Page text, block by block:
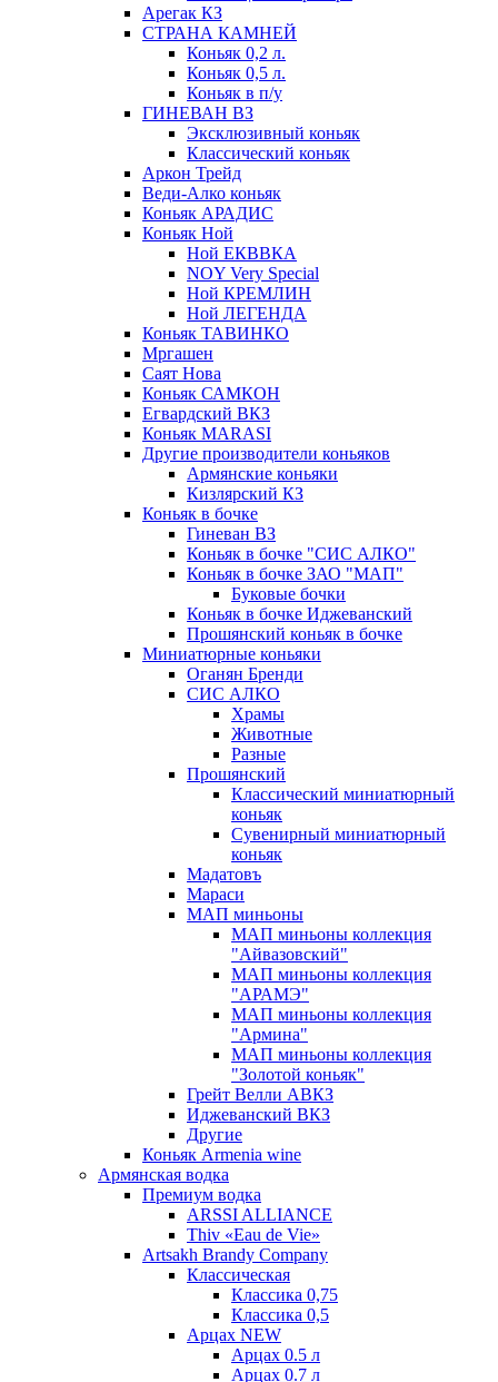
Арегак КЗ
СТРАНА КАМНЕЙ
Коньяк 0,2 л.
Коньяк 0,5 л.
Коньяк в п/у
ГИНЕВАН ВЗ
Эксклюзивный коньяк
Классический коньяк
Аркон Трейд
Веди-Алко коньяк
Коньяк АРАДИС
Коньяк Ной
Ной ЕКВВКА
NOY Very Special
Ной КРЕМЛИН
Ной ЛЕГЕНДА
Коньяк ТАВИНКО
Мргашен
Саят Нова
Коньяк САМКОН
Егвардский ВКЗ
Коньяк MARASI
Другие производители коньяков
Армянские коньяки
Кизлярский КЗ
Коньяк в бочке
Гиневан ВЗ
Коньяк в бочке "СИС АЛКО"
Коньяк в бочке ЗАО "МАП"
Буковые бочки
Коньяк в бочке Иджеванский
Прошянский коньяк в бочке
Миниатюрные коньяки
Оганян Бренди
СИС АЛКО
Храмы
Животные
Разные
Прошянский
Классический миниатюрный
коньяк
Сувенирный миниатюрный
коньяк
Мадатовъ
Мараси
МАП миньоны
МАП миньоны коллекция
"Айвазовский"
МАП миньоны коллекция
"АРАМЭ"
МАП миньоны коллекция
"Армина"
МАП миньоны коллекция
"Золотой коньяк"
Грейт Велли АВКЗ
Иджеванский ВКЗ
Другие
Коньяк Armenia wine
Армянская водка
Премиум водка
ARSSI ALLIANCE
Thiv «Eau de Vie»
Artsakh Brandy Company
Классическая
Классика 0,75
Классика 0,5
Арцах NEW
Арцах 0.5 л
Арцах 0.7 л